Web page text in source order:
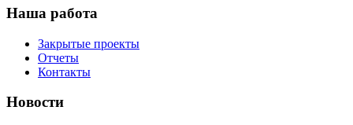
Наша работа
Закрытые проекты
Отчеты
Контакты
Новости